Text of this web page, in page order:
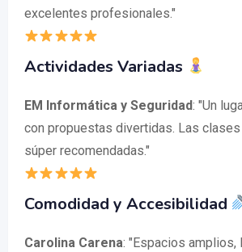
excelentes profesionales."
Actividades Variadas
EM Informática y Seguridad: "Un
con propuestas divertidas. Las
súper recomendadas."
Comodidad y Accesibilidad
Carolina Carena: "Espacios amplios,